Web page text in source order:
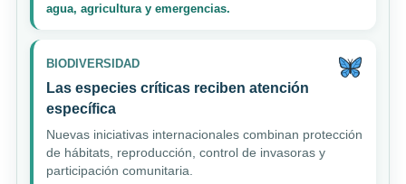
agua, agricultura y emergencias.
BIODIVERSIDAD
Las especies críticas reciben atención
específica
Nuevas iniciativas internacionales combinan protección
de hábitats, reproducción, control de invasoras y
participación comunitaria.